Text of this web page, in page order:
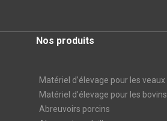
Nos produits
Matériel d’élevage pour les veaux
Matériel d'élevage pour les bovins
Abreuvoirs porcins